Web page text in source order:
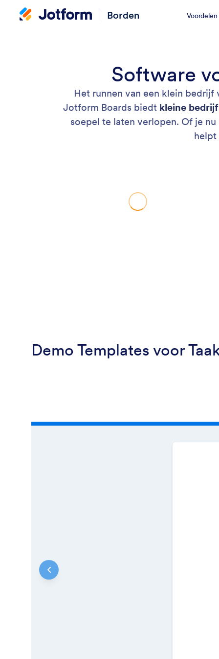
Borden Voordelen
Software
Het runnen van een klein
Jotform Boards biedt kleine
soepel te laten verlopen. Of je
Demo Templates voor